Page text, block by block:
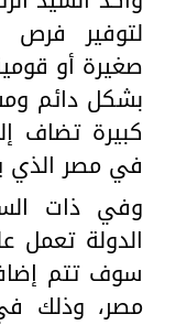
لتوفير
صغيرة أو
بشكل دائم
كبيرة تضاف
في مصر الذي يبلغ
وفي ذات
سوف تتم
مصر، وذلك